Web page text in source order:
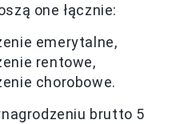
one łącznie:
emerytalne,
rentowe,
chorobowe.
brutto 5